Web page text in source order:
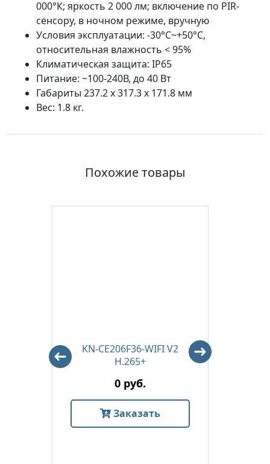
000°К; яркость 2 000 лм; включение по PIR-
сенсору, в ночном режиме, вручную
Условия эксплуатации: -30°C~+50°C,
относительная влажность < 95%
Климатическая защита: IP65
Питание: ~100-240В, до 40 Вт
Габариты 237.2 x 317.3 x 171.8 мм
Вес: 1.8 кг.
Похожие товары
KN-CE206F36-WIFI V2
H.265+
0 руб.
Заказать